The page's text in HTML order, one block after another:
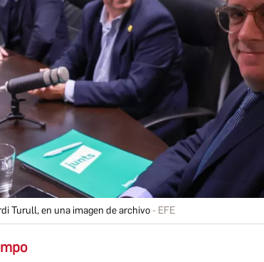
Turull, en una imagen de archivo EFE